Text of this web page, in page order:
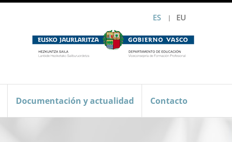
ES EU
Documentación y actualidad Contacto